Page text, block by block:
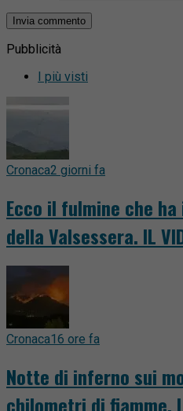
Pubblicità
I più visti
Cronaca2 giorni fa
Ecco il fulmine che
della Valsessera. IL
Cronaca16 ore fa
Notte di inferno sui
chilometri di fiamme.